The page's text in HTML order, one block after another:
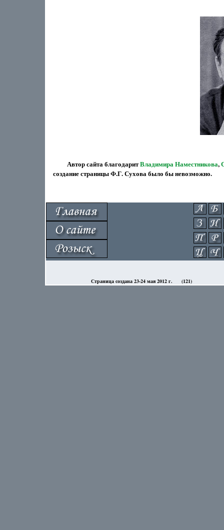
Автор сайта благодаритВладимира Наместникова,
создание страницы Ф.Г. Сухова было бы невозможно.
Страница создана 23-24 мая 2012 г. (121)